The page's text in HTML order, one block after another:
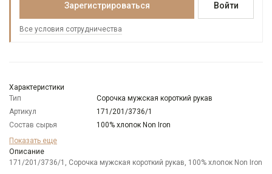
Зарегистрироваться Войти
Все условия сотрудничества
Характеристики
Тип
Сорочка мужская короткий рукав
Артикул
171/201/3736/1
Состав сырья
100% хлопок Non Iron
Бренд
Модель
Цвет
Сиреневый
Показать еще
Описание
171/201/3736/1, Сорочка мужская короткий рукав, 100% хлопок Non Iron